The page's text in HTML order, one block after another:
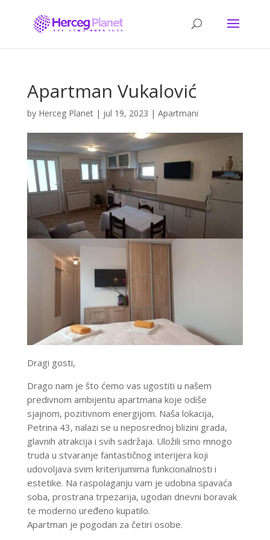
Apartman Vukalović
by Herceg Planet| jul 19, 2023 | Apartmani
Dragi gosti,
Drago nam je što ćemo vas ugostiti u našem
predivnom ambijentu apartmana koje odiše
sjajnom, pozitivnom energijom. Naša lokacija,
Petrina 43, nalazi se u neposrednoj blizini grada,
glavnih atrakcija i svih sadržaja. Uložili smo mnogo
truda u stvaranje fantastičnog interijera koji
udovoljava svim kriterijumima funkcionalnosti i
estetike. Na raspolaganju vam je udobna spavaća
soba, prostrana trpezarija, ugodan dnevni boravak
te moderno uređeno kupatilo.
Apartman je pogodan za četiri osobe.